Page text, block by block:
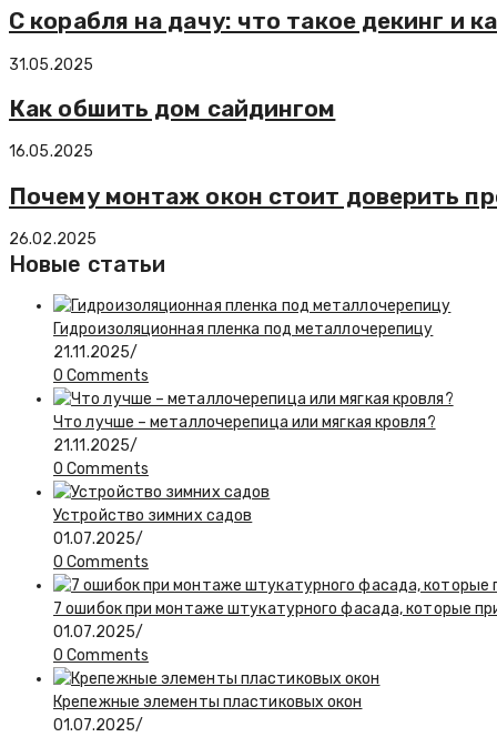
С корабля на дачу: что такое декинг и
31.05.2025
Как обшить дом сайдингом
16.05.2025
Почему монтаж окон стоит доверить
26.02.2025
Новые статьи
Гидроизоляционная пленка под металлочерепицу
21.11.2025/
0 Comments
Что лучше – металлочерепица или мягкая кровля?
21.11.2025/
0 Comments
Устройство зимних садов
01.07.2025/
0 Comments
7 ошибок при монтаже штукатурного фасада, которые
01.07.2025/
0 Comments
Крепежные элементы пластиковых окон
01.07.2025/